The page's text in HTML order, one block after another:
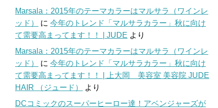
Marsala：2015年のテーマカラーはマルサラ（ワインレ
ッド）
に 今年のトレンド「マルサラカラー」秋に向け
て需要高まってます！！ | JUDE より
Marsala：2015年のテーマカラーはマルサラ（ワインレ
ッド）
に 今年のトレンド「マルサラカラー」秋に向け
て需要高まってます！！ | 上大岡 美容室 美容院 JUDE
HAIR （ジュード）
より
DCコミックのスーパーヒーロー達！アベンジャーズが